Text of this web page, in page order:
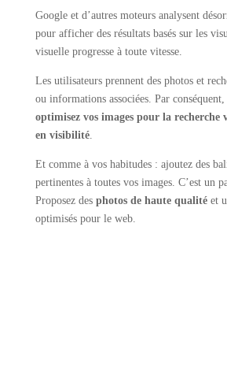
Google et d’autres moteurs analysent
pour afficher des résultats basés sur les
visuelle progresse à toute vitesse.
Les utilisateurs prennent des photos et
ou informations associées. Par
optimisez vos images pour la recherche
en visibilité.
Et comme à vos habitudes : ajoutez des
pertinentes à toutes vos images. C’est un
Proposez des photos de haute qualitéet
optimisés pour le web.